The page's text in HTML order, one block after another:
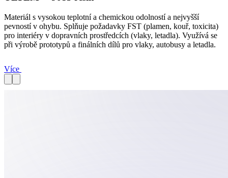
Materiál s vysokou teplotní a chemickou odolností a nejvyšší
pevností v ohybu. Splňuje požadavky FST (plamen, kouř, toxicita)
pro interiéry v dopravních prostředcích (vlaky, letadla). Využívá se
při výrobě prototypů a finálních dílů pro vlaky, autobusy a letadla.
Více